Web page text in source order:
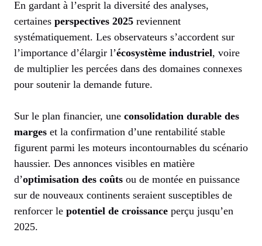
En gardant à l’esprit la diversité des analyses,
certaines perspectives 2025 reviennent
systématiquement. Les observateurs s’accordent sur
l’importance d’élargir l’écosystème industriel, voire
de multiplier les percées dans des domaines connexes
pour soutenir la demande future.
Sur le plan financier, une consolidation durable des
marges et la confirmation d’une rentabilité stable
figurent parmi les moteurs incontournables du scénario
haussier. Des annonces visibles en matière
d’optimisation des coûts ou de montée en puissance
sur de nouveaux continents seraient susceptibles de
renforcer le potentiel de croissance perçu jusqu’en
2025.